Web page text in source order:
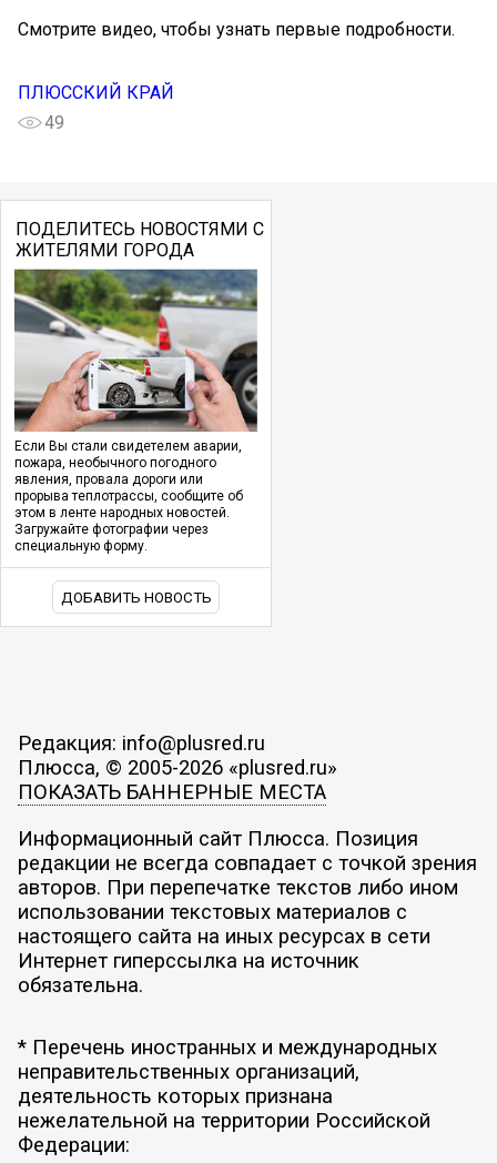
Смотрите видео, чтобы узнать первые подробности.
ПЛЮССКИЙ КРАЙ
49
ПОДЕЛИТЕСЬ НОВОСТЯМИ С
ЖИТЕЛЯМИ ГОРОДА
Если Вы стали свидетелем аварии,
пожара, необычного погодного
явления, провала дороги или
прорыва теплотрассы, сообщите об
этом в ленте народных новостей.
Загружайте фотографии через
специальную форму.
ДОБАВИТЬ НОВОСТЬ
Редакция: info@plusred.ru
Плюсса, © 2005-2026 «plusred.ru»
ПОКАЗАТЬ БАННЕРНЫЕ МЕСТА
Информационный сайт Плюсса. Позиция
редакции не всегда совпадает с точкой зрения
авторов. При перепечатке текстов либо ином
использовании текстовых материалов с
настоящего сайта на иных ресурсах в сети
Интернет гиперссылка на источник
обязательна.
* Перечень иностранных и международных
неправительственных организаций,
деятельность которых признана
нежелательной на территории Российской
Федерации: